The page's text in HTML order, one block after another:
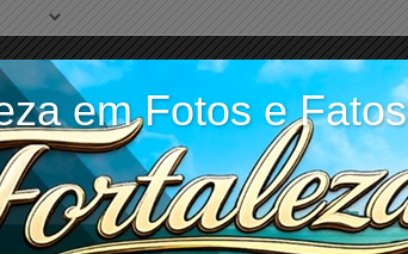
em Fotos e Fatos